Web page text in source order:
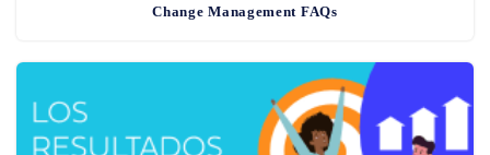
Change Management FAQs